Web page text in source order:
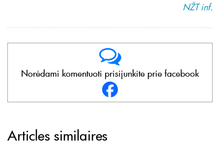
NŽT inf.
Norėdami komentuoti prisijunkite prie facebook
Articles similaires